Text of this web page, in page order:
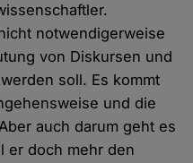
notwendigerweise
von Diskursen und
soll. Es kommt
und die
auch darum geht es
er doch mehr den